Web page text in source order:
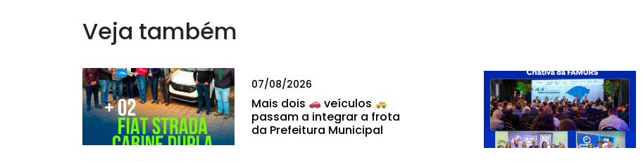
Veja também
07/08/2026
Mais dois
veículos
passam a integrar a frota
da Prefeitura Municipal